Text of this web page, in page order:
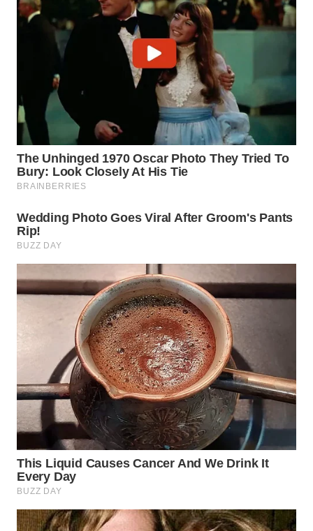
WAHANANEWS
NET
WAHANA
SPORT
WAHANA
UMKM
WAHANA
WAHANA
PERSONA
WAHANA
OTOMOTIF
WAHANA
DESA
WISATA
LAPAK
WAHANA
Network